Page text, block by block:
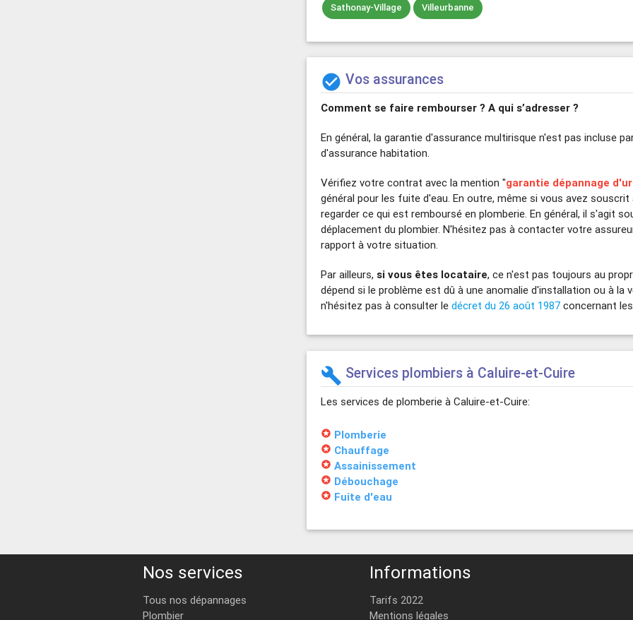
Sathonay-Village Villeurbanne
 Vos assurances
Comment se faire rembourser ? A qui s’adresser ?
En général, la garantie d'assurance multirisque n'est pas incluse
d'assurance habitation.
Vérifiez votre contrat avec la mention "garantie dépannage
général pour les fuite d'eau. En outre, même si vous avez
regarder ce qui est remboursé en plomberie. En général, il s'agit
déplacement du plombier. N'hésitez pas à contacter votre
rapport à votre situation.
Par ailleurs,si vous êtes locataire, ce n'est pas toujours au
dépend si le problème est dû à une anomalie d'installation ou à la
n'hésitez pas à consulter ledécret du 26 août 1987 concernant
build Services plombiers à Caluire-et-Cuire
Les services de plomberie à Caluire-et-Cuire:
stars Plomberie
stars Chauffage
stars Assainissement
stars Débouchage
stars Fuite d'eau
Nos services
Tous nos dépannages
Plombier
Informations
Tarifs 2022
Mentions légales